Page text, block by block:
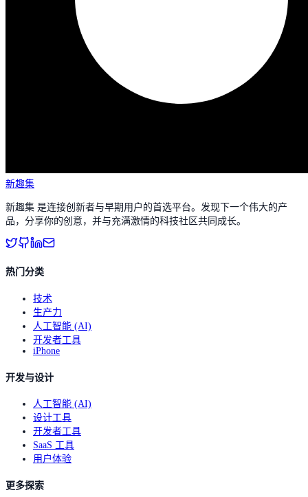
新趣集
新趣集 是连接创新者与早期用户的首选平台。发现下一个伟大的产
品，分享你的创意，并与充满激情的科技社区共同成长。
热门分类
技术
生产力
人工智能 (AI)
开发者工具
iPhone
开发与设计
人工智能 (AI)
设计工具
开发者工具
SaaS 工具
用户体验
更多探索